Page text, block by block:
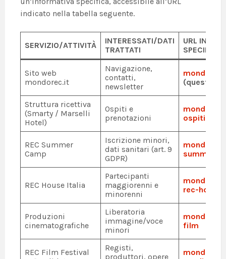
indicato nella tabella seguente.
SERVIZIO/ATTIVITÀ
INTERESSATI/DATI
TRATTATI
URL
SPECIFICA
Sito web
mondorec.it
Navigazione,
contatti,
newsletter
(questa
Struttura ricettiva
(Smarty / Marselli
Hotel)
Ospiti e
prenotazioni
ospiti
REC Summer
Camp
Iscrizione minori,
dati sanitari (art. 9
GDPR)
summer-
REC House Italia
Partecipanti
maggiorenni e
minorenni
rec-house
Produzioni
cinematografiche
Liberatoria
immagine/voce
minori
film
REC Film Festival
Registi,
produttori, opere